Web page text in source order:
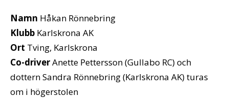
Namn Håkan Rönnebring
Klubb Karlskrona AK
Ort Tving, Karlskrona
Co-driverAnette Pettersson (Gullabo RC) och
dottern Sandra Rönnebring (Karlskrona AK) turas
om i högerstolen